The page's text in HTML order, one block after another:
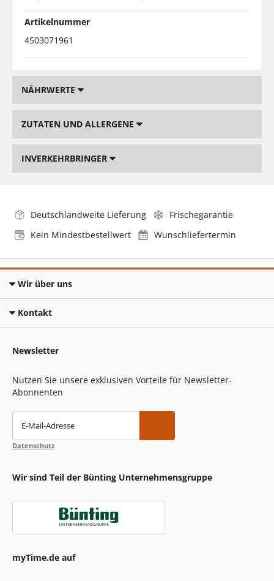
Artikelnummer
4503071961
NÄHRWERTE
ZUTATEN UND ALLERGENE
INVERKEHRBRINGER
Deutschlandweite Lieferung
Frischegarantie
Kein Mindestbestellwert
Wunschliefertermin
Wir über uns
Kontakt
Newsletter
Nutzen Sie unsere exklusiven Vorteile für Newsletter-
Abonnenten
E-Mail-Adresse
Datenschutz
Wir sind Teil der Bünting Unternehmensgruppe
myTime.de auf